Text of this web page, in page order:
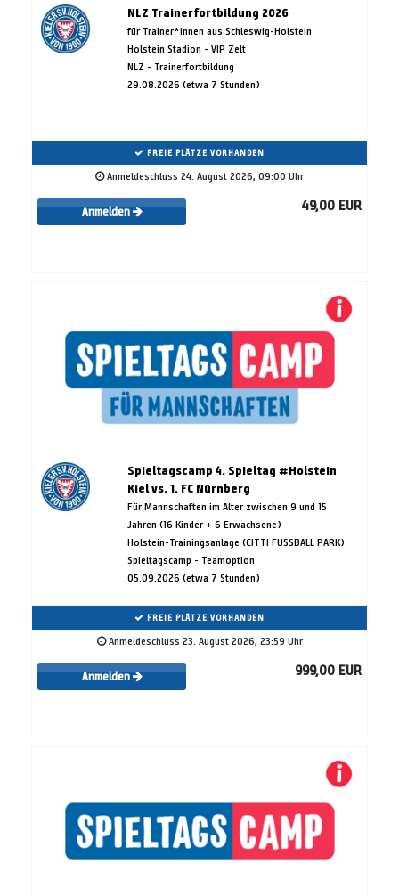
NLZ Trainerfortbildung 2026
für Trainer*innen aus Schleswig-Holstein
Holstein Stadion - VIP Zelt
NLZ - Trainerfortbildung
29.08.2026 (etwa 7 Stunden)
FREIE PLÄTZE VORHANDEN
Anmeldeschluss 24. August 2026, 09:00 Uhr
Anmelden 49,00 EUR
Spieltagscamp 4. Spieltag #Holstein
Kiel vs. 1. FC Nürnberg
Für Mannschaften im Alter zwischen 9 und 15
Jahren (16 Kinder + 6 Erwachsene)
Holstein-Trainingsanlage (CITTI FUSSBALL PARK)
Spieltagscamp - Teamoption
05.09.2026 (etwa 7 Stunden)
FREIE PLÄTZE VORHANDEN
Anmeldeschluss 23. August 2026, 23:59 Uhr
Anmelden 999,00 EUR